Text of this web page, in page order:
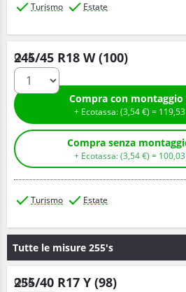
Turismo Estate
245/45 R18 W (100)
Q.tà
+ Ecotassa: (3,54€ ) = 119,53
+ Ecotassa: (3,54€ ) = 100,03
Turismo Estate
Tutte le misure 255's
255/40 R17 Y (98)
Q.tà